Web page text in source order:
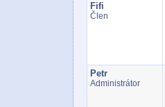
Fifi
Člen
Petr
Administrátor